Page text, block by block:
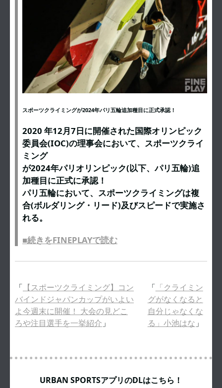
スポーツクライミングが2024年パリ五輪追加種目に正式承認！
2020 年12月7日に開催された国際オリンピック
委員会(IOC)の理事会において、スポーツクライ
ミング
が2024年パリオリンピック(以下、パリ五輪)追
加種目に正式に承認！
パリ五輪において、スポーツクライミングは複
合(ボルダリング・リード)及びスピードで実施さ
れる。
■続きをFINEPLAYで読む
「 【スポーツクライミング】コン
バインドジャパンカップがいよい
よ今週末に開催！ 大会の見どこ
ろや注目選手を一挙紹介 」
「 「クライミン
グがなくなると
自分じゃなくな
る」小池はな 」
URBAN SPORTSアプリのDLはこちら！